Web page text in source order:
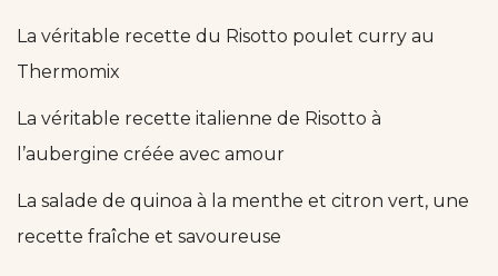
La véritable recette du Risotto poulet curry au
Thermomix
La véritable recette italienne de Risotto à
l’aubergine créée avec amour
La salade de quinoa à la menthe et citron vert, une
recette fraîche et savoureuse